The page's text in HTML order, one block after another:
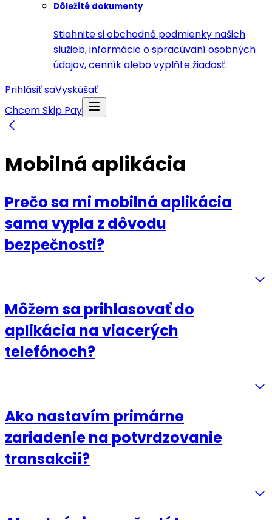
Dôležité dokumenty
Stiahnite si obchodné podmienky našich
služieb, informácie o spracúvaní osobných
údajov, cenník alebo vyplňte žiadosť.
Prihlásiť saVyskúšať
Chcem Skip Pay
Mobilná aplikácia
Prečo sa mi mobilná aplikácia
sama vypla z dôvodu
bezpečnosti?
Môžem sa prihlasovať do
aplikácia na viacerých
telefónoch?
Ako nastavím primárne
zariadenie na potvrdzovanie
transakcií?